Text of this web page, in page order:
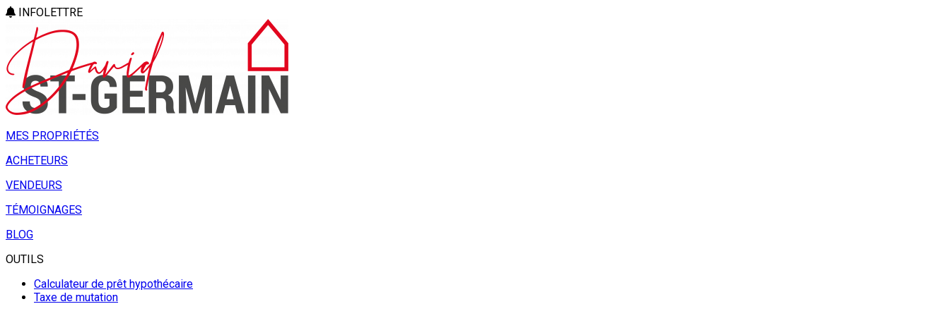
INFOLETTRE
MES PROPRIÉTÉS
ACHETEURS
VENDEURS
TÉMOIGNAGES
BLOG
OUTILS
Calculateur de prêt hypothécaire
Taxe de mutation